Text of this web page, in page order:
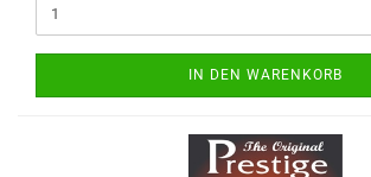
IN DEN WARENKORB